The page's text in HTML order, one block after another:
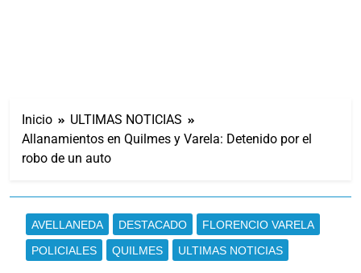
Inicio
ULTIMAS NOTICIAS
Allanamientos en Quilmes y Varela: Detenido por el
robo de un auto
AVELLANEDA DESTACADO
FLORENCIO VARELA
POLICIALES
QUILMES ULTIMAS NOTICIAS